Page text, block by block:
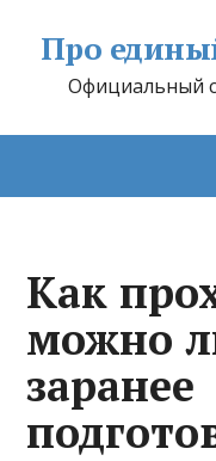
Про
Официальный
Как
можно
заранее